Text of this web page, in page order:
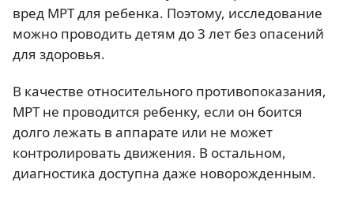
вред МРТ для ребенка. Поэтому, исследование
можно проводить детям до 3 лет без опасений
для здоровья.
В качестве относительного противопоказания,
МРТ не проводится ребенку, если он боится
долго лежать в аппарате или не может
контролировать движения. В остальном,
диагностика доступна даже новорожденным.